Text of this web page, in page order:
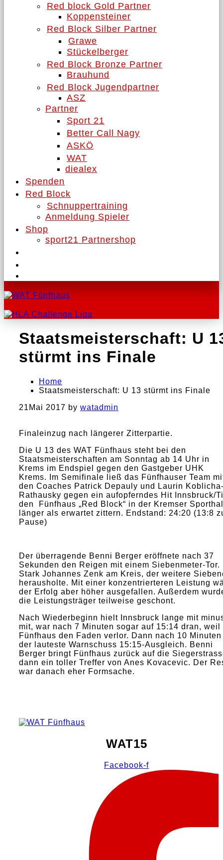
Red block Gold Partner
Koppensteiner
Red Block Silber Partner
Grawe
Stückelberger
Red Block Bronze Partner
Brauhund
Red Block Jugendpartner
ASZ
Partner
Sport 21
Better Call Nagy
ASKÖ
WAT
diealex
Spenden
Red Block
Schnuppertraining
Anmeldung Spieler
Shop
sport21 Partnershop
Staatsmeisterschaft: U
stürmt ins Finale
Home
Staatsmeisterschaft: U 13 stürmt ins Finale
21 Mai 2017 by watadmin
Finaleinzug nach längerer Zitterpartie.
Die U 13 des WAT Fünfhaus steht bei den
Staatsmeisterschaften am Sonntag ab 14 Uhr in
Krems im Endspiel gegen den Gastgeber UHK
Krems. Im Semifinale ließ das Fünfhauser Team
den Coaches Patrick Depauly und Laurin
Rathausky gegen ein aufopferndes Hit Innsbruck/
den Fünfhaus „Red Block“ in der Kremser
länger als erwartet zittern. Endstand: 24:20 (13:8
Pause)
Der überragende Benni Berger eröffnete nach 37
Sekunden den Reigen mit einem Siebenmeter-Tor.
Stark Johannes Zenk am Kreis, der weitere
herausholte. Mit einer konzentrierteren Leistung
der Erfolg aber höher ausgefallen. Außerdem
die Leistungsträger teilweise geschont.
Nach Wiederbeginn hielt Innsbruck lange mit
mit, war nach 7 Minuten sogar auf 15:14 dran, weil
Fünfhaus den Faden verlor. Dann nach 10 Minuten
der lauteste Warnschuss 15:15-Ausgleich. Benni
Berger bringt Fünfhaus zurück auf die
dann ein toller Treffer von Anes Kovacevic. Der
war danach eher Formsache.
WAT15
Facebook-f